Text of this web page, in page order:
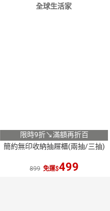
全球生活家
限時9折↘滿額再折百
簡約無印收納抽屜櫃(兩抽/三抽)
899 免運 499